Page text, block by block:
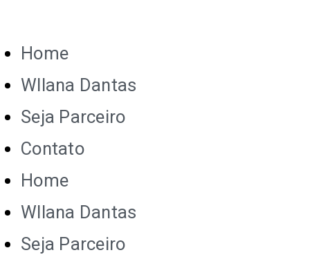
Home
Wllana Dantas
Seja Parceiro
Contato
Home
Wllana Dantas
Seja Parceiro